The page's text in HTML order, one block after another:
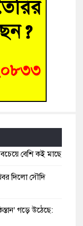
বেশি কই মাছে
দিলো সৌদি
গড়ে উঠেছে: